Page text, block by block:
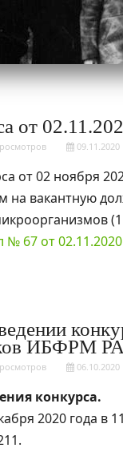
от
09.11.2020
от 02 ноября
вакантную
№ 67 от
ИБФРМ
06.10.2020
конкурса.
2020 года в